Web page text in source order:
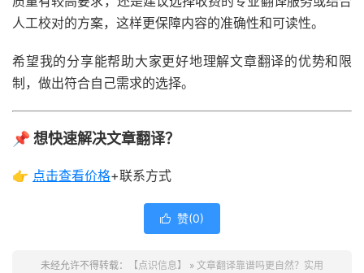
人工校对的方案，这样更保障内容的准确性和可读性。
希望我的分享能帮助大家更好地理解文章翻译的优势和限
制，做出符合自己需求的选择。
📌 想快速解决文章翻译？
👉 点击查看价格+联系方式
 赞(0)
未经允许不得转载： 【点识信息】 » 文章翻译靠谱吗更自然？实用